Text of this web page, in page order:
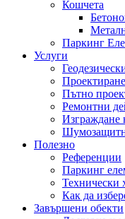
Кошчета
Паркинг
Услуги
Пътно
Ремонтни
Изграждане
Полезно
Референции
Паркинг
Технически
Как да
Завършени обекти